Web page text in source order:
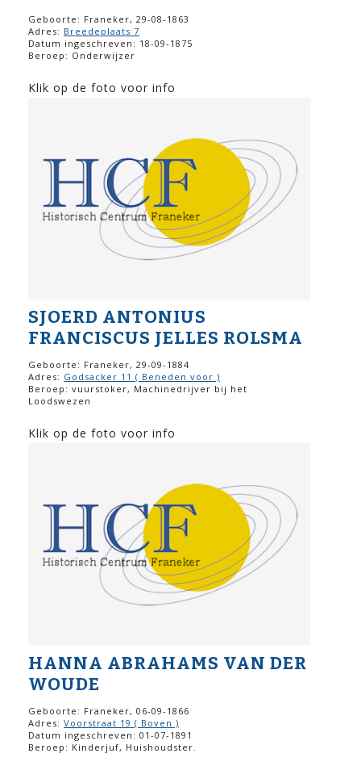
Geboorte: Franeker, 29-08-1863
Adres: Breedeplaats 7
Datum ingeschreven: 18-09-1875
Beroep: Onderwijzer
Klik op de foto voor info
SJOERD ANTONIUS
FRANCISCUS JELLES ROLSMA
Geboorte: Franeker, 29-09-1884
Adres: Godsacker 11 ( Beneden voor )
Beroep: vuurstoker, Machinedrijver bij het
Loodswezen
Klik op de foto voor info
HANNA ABRAHAMS VAN DER
WOUDE
Geboorte: Franeker, 06-09-1866
Adres: Voorstraat 19 ( Boven )
Datum ingeschreven: 01-07-1891
Beroep: Kinderjuf, Huishoudster.